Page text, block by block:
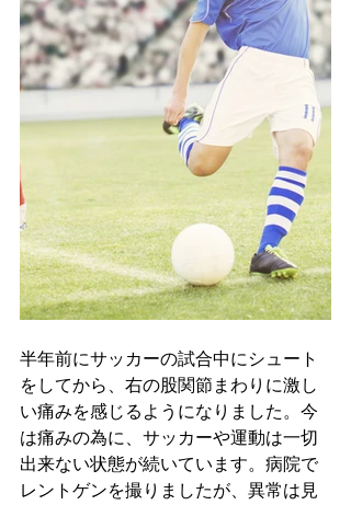
半年前にサッカーの試合中にシュート
をしてから、右の股関節まわりに激し
い痛みを感じるようになりました。今
は痛みの為に、サッカーや運動は一切
出来ない状態が続いています。病院で
レントゲンを撮りましたが、異常は見